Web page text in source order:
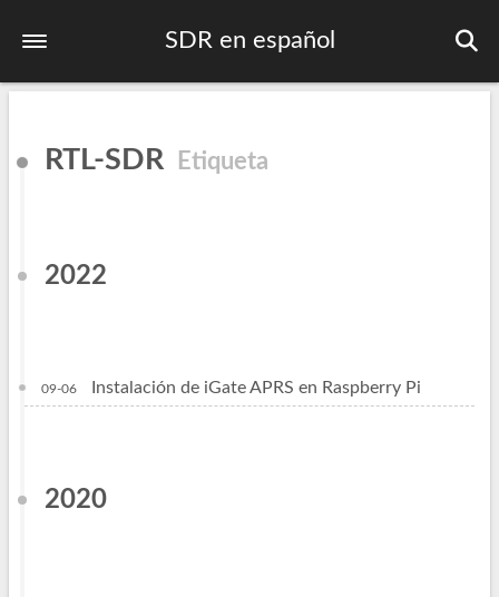
SDR en español
Primeros pasos
Contactos DMR
RTL-SDR Etiqueta
2022
09-06 Instalación de iGate APRS en Raspberry Pi
2020